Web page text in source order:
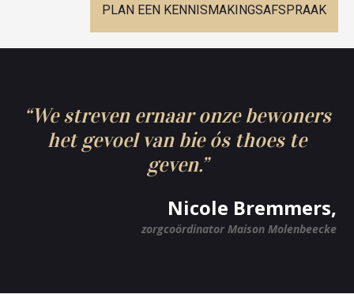
PLAN EEN KENNISMAKINGSAFSPRAAK
“We streven ernaar onze bewoners
het gevoel van bie ós thoes te
geven.”
Nicole Bremmers,
zorgcoördinator Maison Molenbeecke